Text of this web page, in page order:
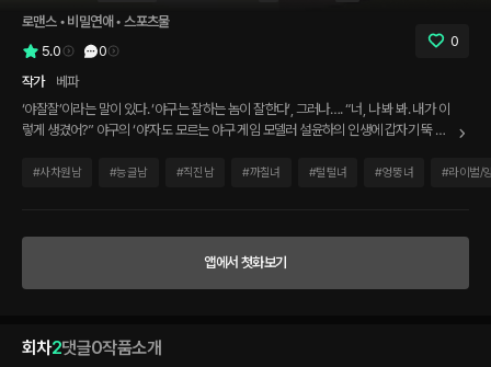
로맨스 • 비밀연애 • 스포츠물
5.0
0
0
작가
베파
‘야잘잘’이라는 말이 있다. ‘야구는 잘하는 놈이 잘한다’, 그러나…. “너, 나 봐 봐. 내가 이
렇게 생겼어?” 야구의 ‘야’자도 모르는 야구 게임 모델러 설윤하의 인생에 갑자기 뚝 떨
야구 실력은 리그 톱클래스지만 예의범절은 다소 부족한 이 남자의 요구는 끝이 없고 같
끝나고 얼굴이나 보고 가.” “너. 떼인 돈. 내가 받아다 준다고.” “제가 장도준 선수 우승시
#사차원남 #능글남 #직진남 #까칠녀 #털털녀 #엉뚱녀 #라이벌/
앱에서 첫화보기
회차2댓글0작품소개